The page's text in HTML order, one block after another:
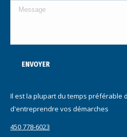
Message
ENVOYER
Il est la plupart du temps préférable
d'entreprendre vos démarches
450 778-6023